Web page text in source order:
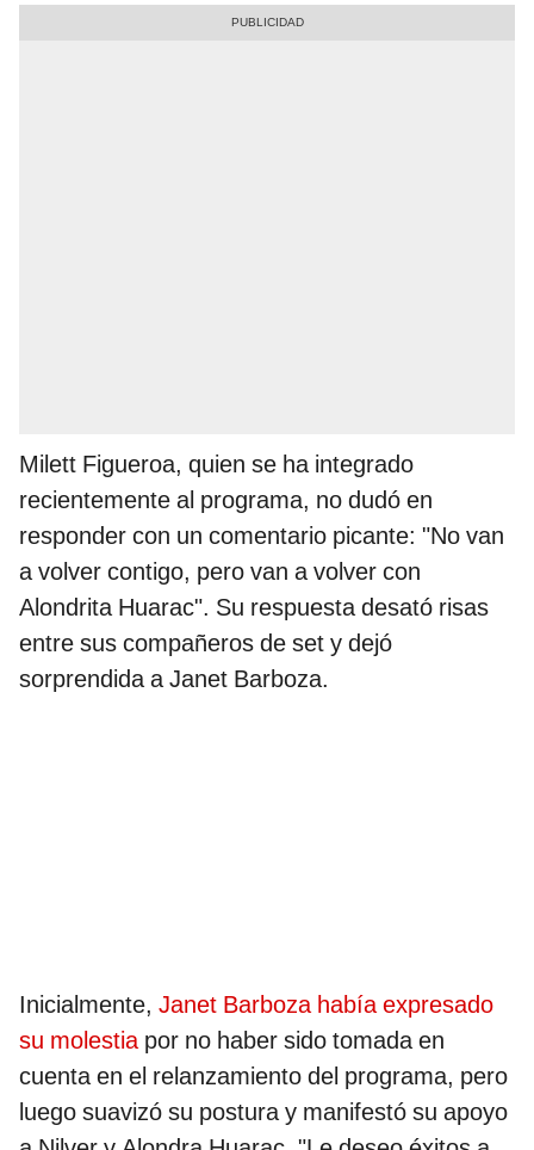
Milett Figueroa, quien se ha integrado
recientemente al programa, no dudó en
responder con un comentario picante: "No van
a volver contigo, pero van a volver con
Alondrita Huarac". Su respuesta desató risas
entre sus compañeros de set y dejó
sorprendida a Janet Barboza.
Inicialmente, Janet Barboza había expresado
su molestiapor no haber sido tomada en
cuenta en el relanzamiento del programa, pero
luego suavizó su postura y manifestó su apoyo